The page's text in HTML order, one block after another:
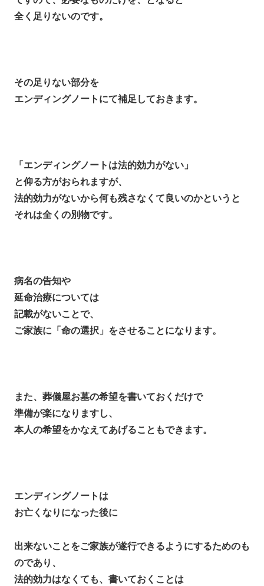
全く足りないのです。
その足りない部分を
エンディングノートにて補足しておきます。
「エンディングノートは法的効力がない」
と仰る方がおられますが、
法的効力がないから何も残さなくて良いのかというと
それは全くの別物です。
病名の告知や
延命治療については
記載がないことで、
ご家族に「命の選択」をさせることになります。
また、葬儀屋お墓の希望を書いておくだけで
準備が楽になりますし、
本人の希望をかなえてあげることもできます。
エンディングノートは
お亡くなりになった後に
出来ないことをご家族が遂行できるようにするためのも
のであり、
法的効力はなくても、書いておくことは